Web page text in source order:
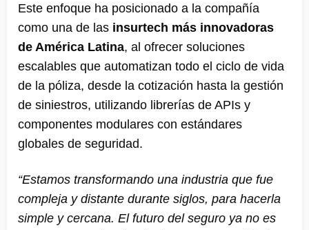
Este enfoque ha posicionado a la compañía
como una de las insurtech más innovadoras
de América Latina, al ofrecer soluciones
escalables que automatizan todo el ciclo de vida
de la póliza, desde la cotización hasta la gestión
de siniestros, utilizando librerías de APIs y
componentes modulares con estándares
globales de seguridad.
“Estamos transformando una industria que fue
compleja y distante durante siglos, para hacerla
simple y cercana. El futuro del seguro ya no es